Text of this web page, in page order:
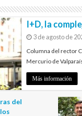
I+D, la
3 de agosto de
Columna del rector
Mercurio de
Más información
del